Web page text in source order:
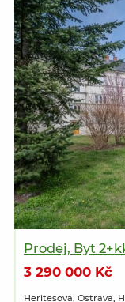
Prodej, Byt
3 290 000 Kč
Heritesova, Ostrava,